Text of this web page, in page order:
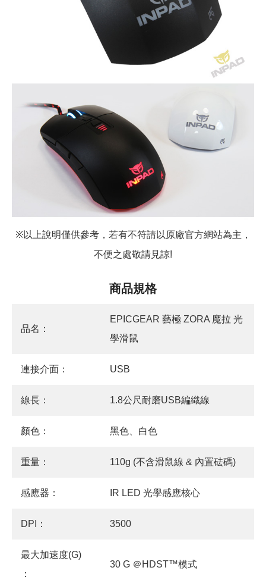
※以上說明僅供參考，若有不符請以原廠官方網站為主，
不便之處敬請見諒!
商品規格
品名：
EPICGEAR 藝極 ZORA 魔拉 光
學滑鼠
連接介面： USB
線長： 1.8公尺耐磨USB編織線
顏色： 黑色、白色
重量： 110g (不含滑鼠線 & 內置砝碼)
感應器： IR LED 光學感應核心
DPI： 3500
最大加速度(G)
：
30 G ＠HDST™模式